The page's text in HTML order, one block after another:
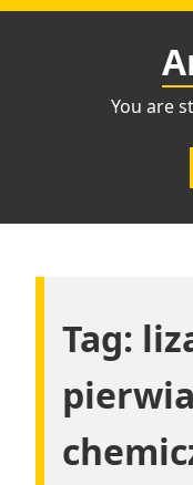
Przejdź
You are
Tag: